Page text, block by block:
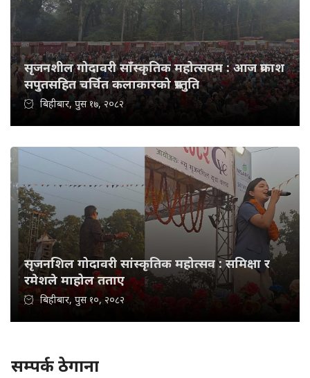
सृजनशील गोदावरी साँस्कृतिक महोत्सवम : आज प्रकाश
सपुतसहित चर्चित कलाकारको प्रस्तुति
बिहीबार, पुस १७, २०८२
सृजनशिल गोदावरी सांस्कृतिक महोत्सव : समिक्षा र
रमेशले माहोल तताए
बिहीबार, पुस १०, २०८२
सम्पर्क ठेगाना